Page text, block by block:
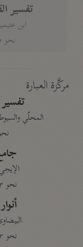
تفسير
ابن عثيمين
نحو ١٥ مجلدًا
مركَّزة العبارة
المحلّي والسيوطي
الإيجي
نحو ٣ مجلدات
البيضاوي
نحو ٣ مجلدات